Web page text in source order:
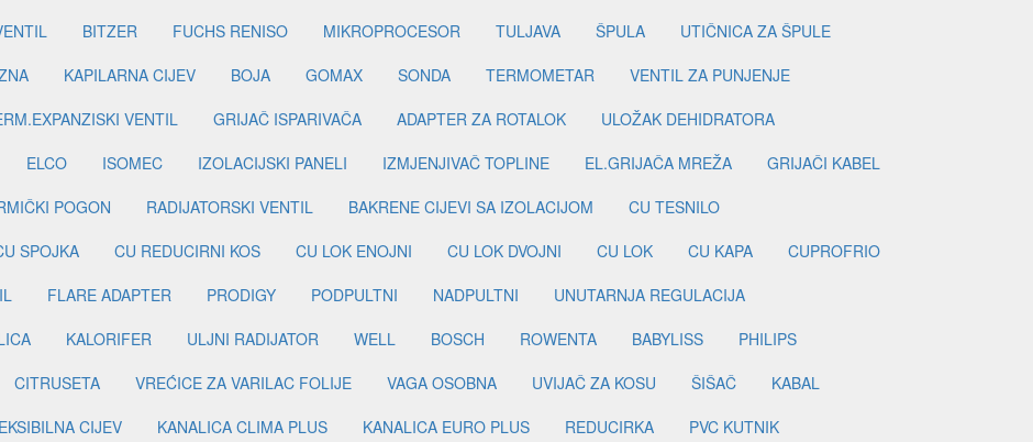
BITZER FUCHS RENISO MIKROPROCESOR TULJAVA ŠPULA
UTIČNICA ZA ŠPULE
KAPILARNA CIJEV BOJA GOMAX SONDA TERMOMETAR
VENTIL ZA PUNJENJE
VENTIL GRIJAČ ISPARIVAČA ADAPTER ZA ROTALOK
ULOŽAK DEHIDRATORA
ELCO ISOMEC IZOLACIJSKI PANELI IZMJENJIVAČ TOPLINE EL.GRIJAČA MREŽA
GRIJAČI KABEL
POGON RADIJATORSKI VENTIL BAKRENE CIJEVI SA IZOLACIJOM
CU TESNILO
SPOJKA CU REDUCIRNI KOS CU LOK ENOJNI CU LOK DVOJNI CU LOK CU KAPA
CUPROFRIO
FLARE ADAPTER PRODIGY PODPULTNI NADPULTNI
UNUTARNJA REGULACIJA
KALORIFER ULJNI RADIJATOR WELL BOSCH ROWENTA BABYLISS
PHILIPS
CITRUSETA VREĆICE ZA VARILAC FOLIJE VAGA OSOBNA UVIJAČ ZA KOSU ŠIŠAČ
KABAL
CIJEV KANALICA CLIMA PLUS KANALICA EURO PLUS REDUCIRKA
PVC KUTNIK